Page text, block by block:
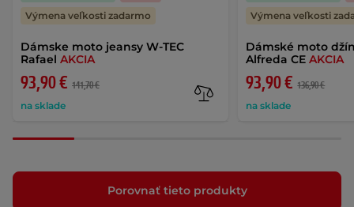
Dámske moto jeansy W-TEC
Rafael AKCIA
93,90 € 141,70 €
na sklade
Výmena veľkosti zadarmo
Dámské moto
Alfreda CEAKCIA
93,90 € 136,90 €
na sklade
Výmena veľkosti
Porovnať tieto produkty